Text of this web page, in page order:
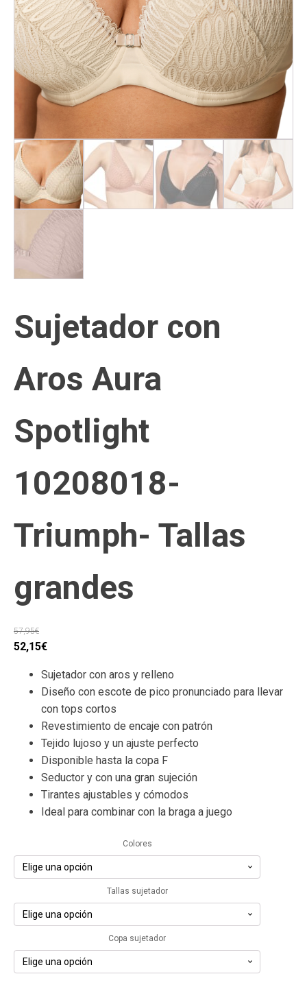
Sujetador con
Aros Aura
Spotlight
10208018-
Triumph- Tallas
grandes
57,95€
El
original
era:
57,95€.
52,15€El
actual
es:
52,15€.
Sujetador con aros y relleno
Diseño con escote de pico pronunciado para llevar
con tops cortos
Revestimiento de encaje con patrón
Tejido lujoso y un ajuste perfecto
Disponible hasta la copa F
Seductor y con una gran sujeción
Tirantes ajustables y cómodos
Ideal para combinar con la braga a juego
Colores
Tallas sujetador
Copa sujetador